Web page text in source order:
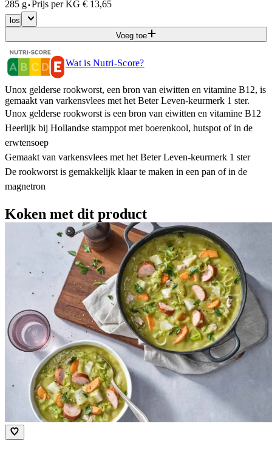
285 g·Prijs per KG € 13,65
los
Voeg toe
Wat is Nutri-Score?
Unox gelderse rookworst, een bron van eiwitten en vitamine B12, is
gemaakt van varkensvlees met het Beter Leven-keurmerk 1 ster.
Unox gelderse rookworst is een bron van eiwitten en vitamine B12
Heerlijk bij Hollandse stamppot met boerenkool, hutspot of in de
erwtensoep
Gemaakt van varkensvlees met het Beter Leven-keurmerk 1 ster
De rookworst is gemakkelijk klaar te maken in een pan of in de
magnetron
Koken met dit product